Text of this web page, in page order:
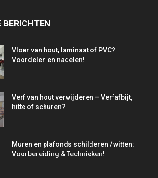
BERICHTEN
Vloer van hout, laminaat of PVC?
Voordelen en nadelen!
Verf van hout verwijderen – Verfafbijt,
hitte of schuren?
Muren en plafonds schilderen / witten:
Voorbereiding & Technieken!